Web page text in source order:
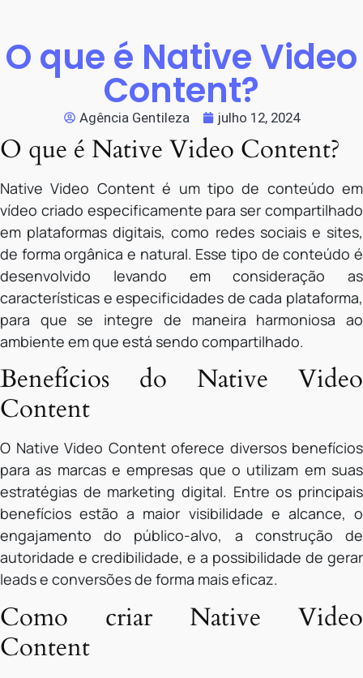
O que é Native Video
Content?
Agência Gentileza julho 12, 2024
O que é Native Video Content?
Native Video Content é um tipo de conteúdo em
vídeo criado especificamente para ser compartilhado
em plataformas digitais, como redes sociais e sites,
de forma orgânica e natural. Esse tipo de conteúdo é
desenvolvido levando em consideração as
características e especificidades de cada plataforma,
para que se integre de maneira harmoniosa ao
ambiente em que está sendo compartilhado.
Benefícios do Native Video
Content
O Native Video Content oferece diversos benefícios
para as marcas e empresas que o utilizam em suas
estratégias de marketing digital. Entre os principais
benefícios estão a maior visibilidade e alcance, o
engajamento do público-alvo, a construção de
autoridade e credibilidade, e a possibilidade de gerar
leads e conversões de forma mais eficaz.
Como criar Native Video
Content